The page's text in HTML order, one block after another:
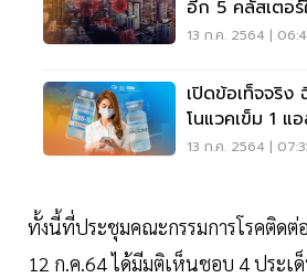
อีก 5 คลัสเตอร์
จังหวัด
13 ก.ค. 2564 |
เปิดข้อเท็จจริ
โนแวคเข็ม 1 แ
2
13 ก.ค. 2564 |
ทั้งนี้ที่ประชุมคณะกรรมการโรคติดต่
12 ก.ค.64 ได้มีมติเห็นชอบ 4 ประเ